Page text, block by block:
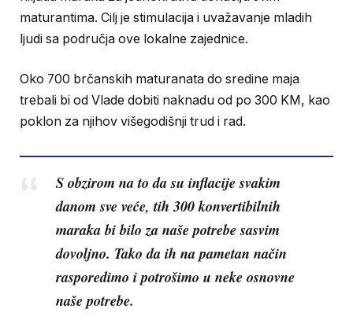
maturantima. Cilj je stimulacija i uvažavanje mladih
ljudi sa područja ove lokalne zajednice.
Oko 700 brčanskih maturanata do sredine maja
trebali bi od Vlade dobiti naknadu od po 300 KM, kao
poklon za njihov višegodišnji trud i rad.
S obzirom na to da su inflacije svakim
danom sve veće, tih 300 konvertibilnih
maraka bi bilo za naše potrebe sasvim
dovoljno. Tako da ih na pametan način
rasporedimo i potrošimo u neke osnovne
naše potrebe.